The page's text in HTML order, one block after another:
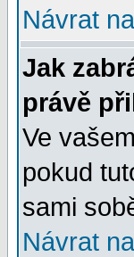
Návrat
Jak
právě
Ve
pokud
sami
Návrat